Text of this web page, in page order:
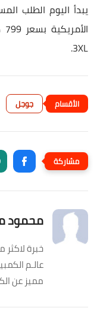
يبدأ اليوم الطلب
3XL.
جوجل
محمود
عالـم
مميز عن